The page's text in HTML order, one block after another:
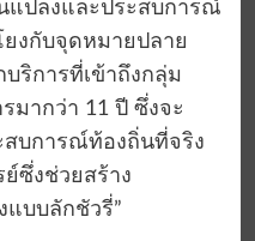
แปลงและประสบการณ์
งกับจุดหมายปลาย
บริการที่เข้าถึงกลุ่ม
มากว่า 11 ปี ซึ่งจะ
สบการณ์ท้องถิ่นที่จริง
ซึ่งช่วยสร้าง
แบบลักชัวรี่”